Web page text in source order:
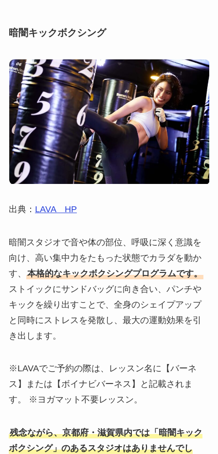
暗闇キックボクシング
出典： LAVA HP
暗闇スタジオで音や体の部位、呼吸に深く意識を
向け、高い集中力をたもった状態でカラダを動か
す、 本格的なキックボクシングプログラムです。
ストイックにサンドバッグに向き合い、パンチや
キックを繰り出すことで、全身のシェイプアップ
と同時にストレスを発散し、最大の運動効果を引
き出します。
※LAVAでご予約の際は、レッスン名に【バーネ
ス】または【ボイナビバーネス】と記載されま
す。 ※ヨガマット不要レッスン。
残念ながら、京都府・滋賀県内では「暗闇キック
ボクシング」のあるスタジオはありませんでし